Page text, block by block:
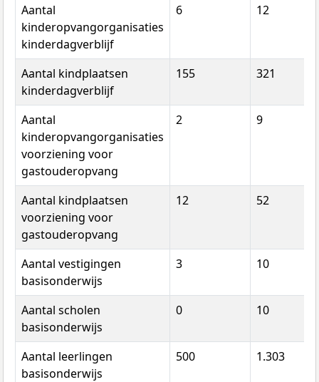
Aantal
kinderopvangorganisaties
kinderdagverblijf
6 12
Aantal kindplaatsen
kinderdagverblijf
155 321
Aantal
kinderopvangorganisaties
voorziening voor
gastouderopvang
2 9
Aantal kindplaatsen
voorziening voor
gastouderopvang
12 52
Aantal vestigingen
basisonderwijs
3 10
Aantal scholen
basisonderwijs
0 10
Aantal leerlingen
basisonderwijs
500 1.303